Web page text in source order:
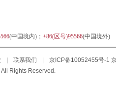
(中国境内)； +86(区号)95566(中国境外)
联系我们 京ICP备10052455号-1
Rights Reserved.